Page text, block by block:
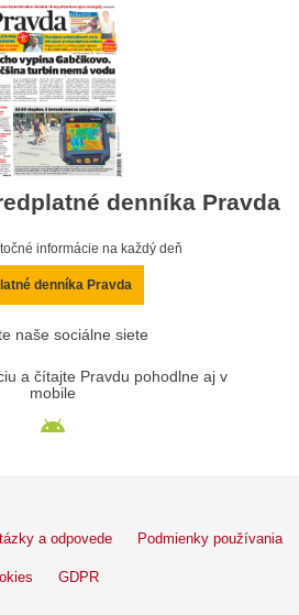
denníka Pravda
informácie na každý deň
denníka Pravda
naše sociálne siete
a čítajte Pravdu pohodlne aj v
mobile
a odpovede Podmienky používania
GDPR